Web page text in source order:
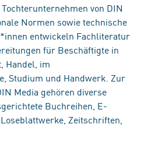
von DIN
Normen sowie technische
entwickeln Fachliteratur
für Beschäftigte in
Handel, im
Studium und Handwerk. Zur
Media gehören diverse
Buchreihen, E-
Zeitschriften,